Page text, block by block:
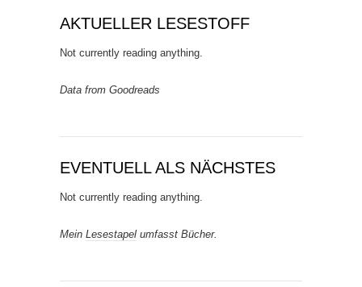
AKTUELLER LESESTOFF
Not currently reading anything.
Data from Goodreads
EVENTUELL ALS NÄCHSTES
Not currently reading anything.
Mein Lesestapel umfasst Bücher.